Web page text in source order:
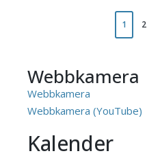
1 2
Webbkamera
Webbkamera
Webbkamera (YouTube)
Kalender